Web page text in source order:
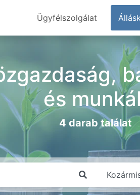
Ügyfélszolgálat
és
4 darab találat